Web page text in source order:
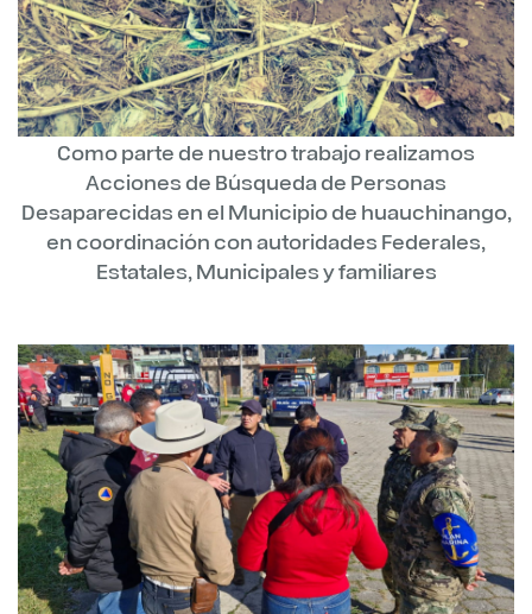
Como parte de nuestro trabajo realizamos
Acciones de Búsqueda de Personas
Desaparecidas en el Municipio de huauchinango,
en coordinación con autoridades Federales,
Estatales, Municipales y familiares